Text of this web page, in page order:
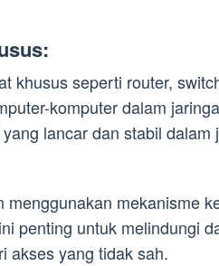
khusus seperti router,
komputer dalam
lancar dan stabil dalam
mekanisme
penting untuk melindungi
akses yang tidak sah.